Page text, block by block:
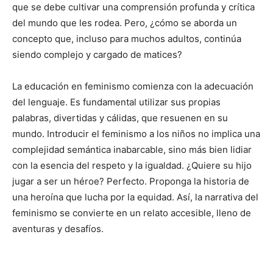
que se debe cultivar una comprensión profunda y crítica
del mundo que les rodea. Pero, ¿cómo se aborda un
concepto que, incluso para muchos adultos, continúa
siendo complejo y cargado de matices?
La educación en feminismo comienza con la adecuación
del lenguaje. Es fundamental utilizar sus propias
palabras, divertidas y cálidas, que resuenen en su
mundo. Introducir el feminismo a los niños no implica una
complejidad semántica inabarcable, sino más bien lidiar
con la esencia del respeto y la igualdad. ¿Quiere su hijo
jugar a ser un héroe? Perfecto. Proponga la historia de
una heroína que lucha por la equidad. Así, la narrativa del
feminismo se convierte en un relato accesible, lleno de
aventuras y desafíos.